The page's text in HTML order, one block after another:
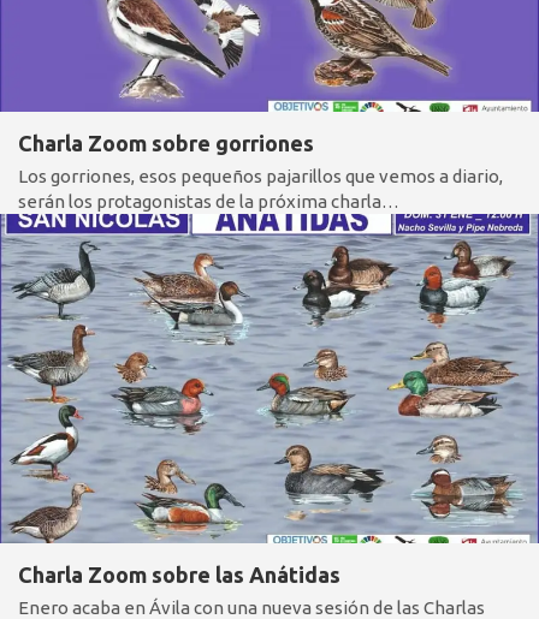
Charla Zoom sobre gorriones
Los gorriones, esos pequeños pajarillos que vemos a diario,
serán los protagonistas de la próxima charla…
Charla Zoom sobre las Anátidas
Enero acaba en Ávila con una nueva sesión de las Charlas